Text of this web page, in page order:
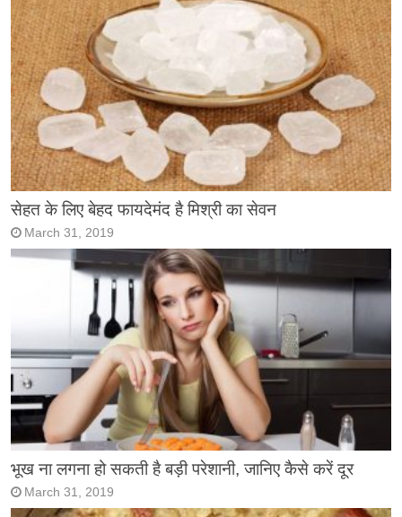
सेहत के लिए बेहद फायदेमंद है मिश्री का सेवन
March 31, 2019
भूख ना लगना हो सकती है बड़ी परेशानी, जानिए कैसे करें दूर
March 31, 2019